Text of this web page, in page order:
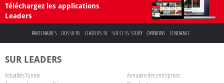
Téléchargez les applications
Leaders
PARTENAIRES DOSSIERS LEADERS TV SUCCESS STORY OPINIONS TENDANCE
SUR LEADERS
Actualités Tunisie
Annuaire des entreprises